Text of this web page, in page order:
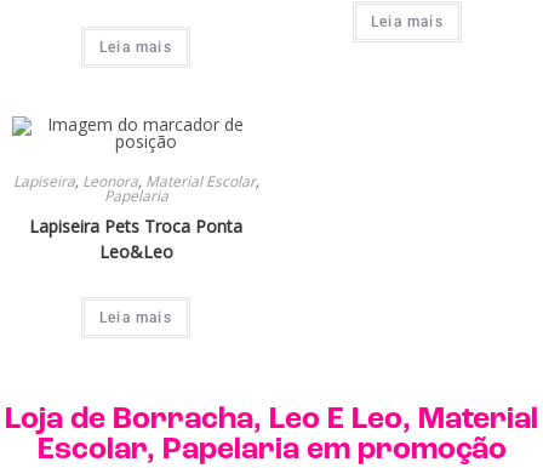
Leia mais
Leia mais
Lapiseira, Leonora, Material Escolar,
Papelaria
Lapiseira Pets Troca Ponta
Leo&Leo
Leia mais
Loja de Borracha, Leo E Leo, Material
Escolar, Papelariaem promoção